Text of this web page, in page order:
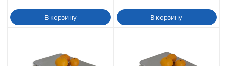
В корзину В корзину